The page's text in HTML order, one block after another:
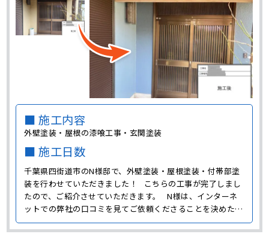
■ 施工内容
外壁塗装・屋根の漆喰工事・玄関塗装
■ 施工日数
千葉県四街道市のN様邸で、外壁塗装・屋根塗装・付帯部塗
装を行わせていただきました！ こちらの工事が完了しまし
たので、ご紹介させていただきます。 N様は、インターネ
ットでの弊社の口コミを見てご依頼くださることを決めたの
だそうです。 今回N様邸で施工させていただいた工事内容
は、以下の通りです。 外壁塗装 今回のN様邸の工事で